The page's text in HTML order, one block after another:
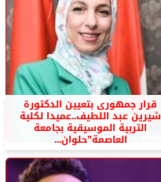
قرار جمهورى بتعيين الدكتورة
شيرين عبد اللطيف..عميدا لكلية
التربية الموسيقية بجامعة
العاصمة”حلوان...